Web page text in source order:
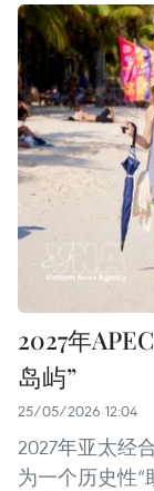
2027年
岛屿”
25/05/2026 12:04
2027年亚太经
为一个历史性